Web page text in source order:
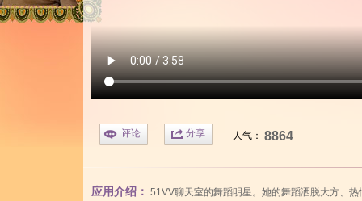
评论 分享 人气： 8864
应用介绍： 51VV聊天室的舞蹈明星。她的舞蹈洒脱大方、